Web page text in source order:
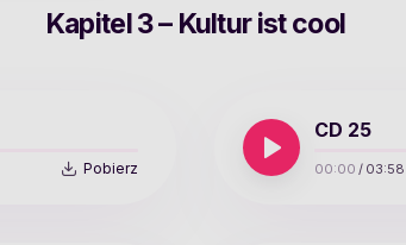
Kapitel 3 – Kultur ist cool
Pobierz
CD 25
00:00 / 03:58